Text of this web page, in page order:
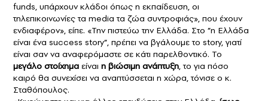
funds, υπάρχουν κλάδοι όπως η εκπαίδευση, οι
τηλεπικοινωνίες τα media τα ζώα συντροφιάς», που έχουν
ενδιαφέρον», είπε. «Την πιστεύω την Ελλάδα. Στο ”η Ελλάδα
είναι ένα success story”, πρέπει να βγάλουμε το story, γιατί
είναι σαν να αναφερόμαστε σε κάτι παρελθοντικό. Το
μεγάλο στοίχημα είναι η βιώσιμη ανάπτυξη, το για πόσο
καιρό θα συνεχίσει να αναπτύσσεται η χώρα, τόνισε ο κ.
Σταθόπουλος.